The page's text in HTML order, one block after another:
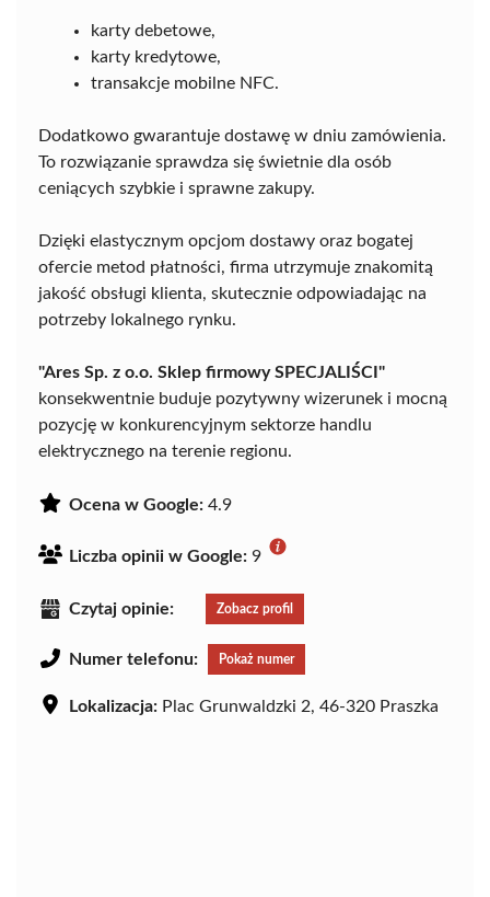
karty debetowe,
karty kredytowe,
transakcje mobilne NFC.
Dodatkowo gwarantuje dostawę w dniu zamówienia.
To rozwiązanie sprawdza się świetnie dla osób
ceniących szybkie i sprawne zakupy.
Dzięki elastycznym opcjom dostawy oraz bogatej
ofercie metod płatności, firma utrzymuje znakomitą
jakość obsługi klienta, skutecznie odpowiadając na
potrzeby lokalnego rynku.
"Ares Sp. z o.o. Sklep firmowy SPECJALIŚCI"
konsekwentnie buduje pozytywny wizerunek i mocną
pozycję w konkurencyjnym sektorze handlu
elektrycznego na terenie regionu.
Ocena w Google: 4.9
Liczba opinii w Google: 9
Czytaj opinie: Zobacz profil
Numer telefonu: Pokaż numer
Lokalizacja: Plac Grunwaldzki 2, 46-320 Praszka